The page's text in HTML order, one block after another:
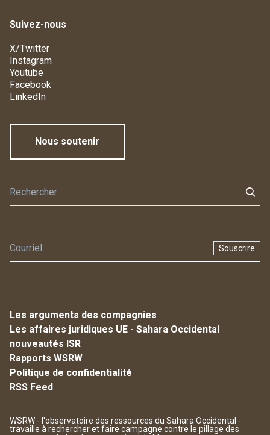
Suivez-nous
X/Twitter
Instagram
Youtube
Facebook
LinkedIn
Nous soutenir
Souscrire
Les arguments des compagnies
Les affaires juridiques UE - Sahara Occidental
nouveautés ISR
Rapports WSRW
Politique de confidentialité
RSS Feed
WSRW - l'observatoire des ressources du Sahara Occidental -
travaille à rechercher et faire campagne contre le pillage des